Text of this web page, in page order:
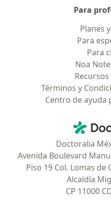
Para
Planes
Para
Para
Noa
Términos y
Centro de ayuda
Doctoralia
Avenida Boulevard
Piso 19 Col. Lomas de
Alcaldía
CP 11000